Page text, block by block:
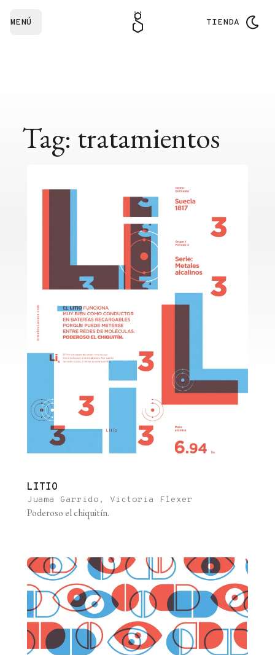
MENÚ TIENDA
Tag: tratamientos
LITIO
Juama Garrido, Victoria Flexer
Poderoso el chiquitín.